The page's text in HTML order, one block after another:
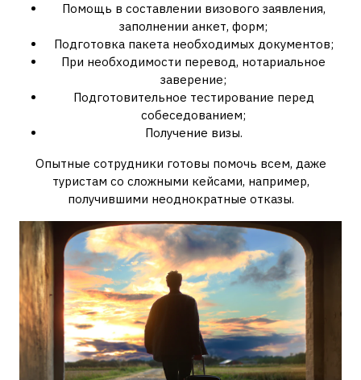
Помощь в составлении визового заявления,
заполнении анкет, форм;
Подготовка пакета необходимых документов;
При необходимости перевод, нотариальное
заверение;
Подготовительное тестирование перед
собеседованием;
Получение визы.
Опытные сотрудники готовы помочь всем, даже
туристам со сложными кейсами, например,
получившими неоднократные отказы.